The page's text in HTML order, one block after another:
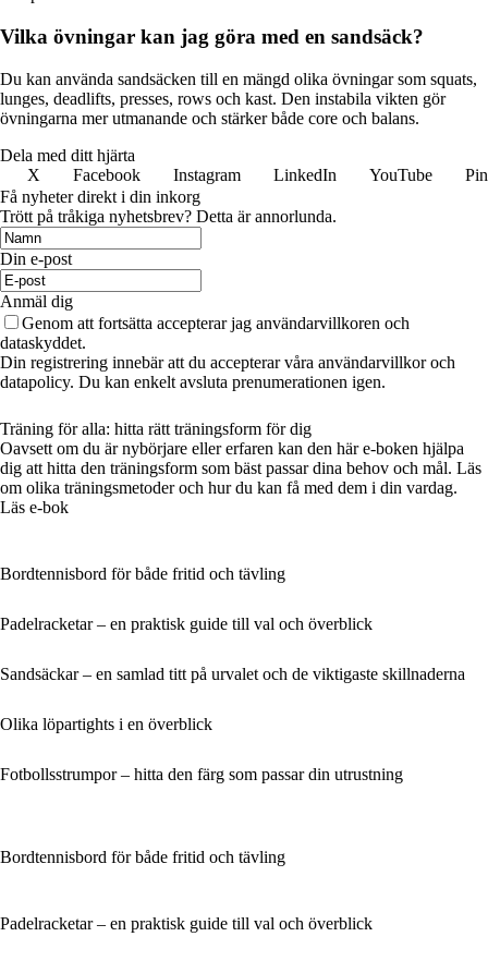
Vilka övningar kan jag göra med en sandsäck?
Du kan använda sandsäcken till en mängd olika övningar som squats,
lunges, deadlifts, presses, rows och kast. Den instabila vikten gör
övningarna mer utmanande och stärker både core och balans.
Dela med ditt hjärta
X
Facebook Instagram LinkedIn YouTube
Få nyheter direkt i din inkorg
Trött på tråkiga nyhetsbrev? Detta är annorlunda.
Din e-post
Anmäl dig
Genom att fortsätta accepterar jag användarvillkoren och
dataskyddet.
Din registrering innebär att du accepterar våra användarvillkor och
datapolicy. Du kan enkelt avsluta prenumerationen igen.
Träning för alla: hitta rätt träningsform för dig
Oavsett om du är nybörjare eller erfaren kan den här e-boken hjälpa
dig att hitta den träningsform som bäst passar dina behov och mål. Läs
om olika träningsmetoder och hur du kan få med dem i din vardag.
Läs e-bok
Bordtennisbord för både fritid och tävling
Padelracketar – en praktisk guide till val och överblick
Sandsäckar – en samlad titt på urvalet och de viktigaste skillnaderna
Olika löpartights i en överblick
Fotbollsstrumpor – hitta den färg som passar din utrustning
Bordtennisbord för både fritid och tävling
Padelracketar – en praktisk guide till val och överblick